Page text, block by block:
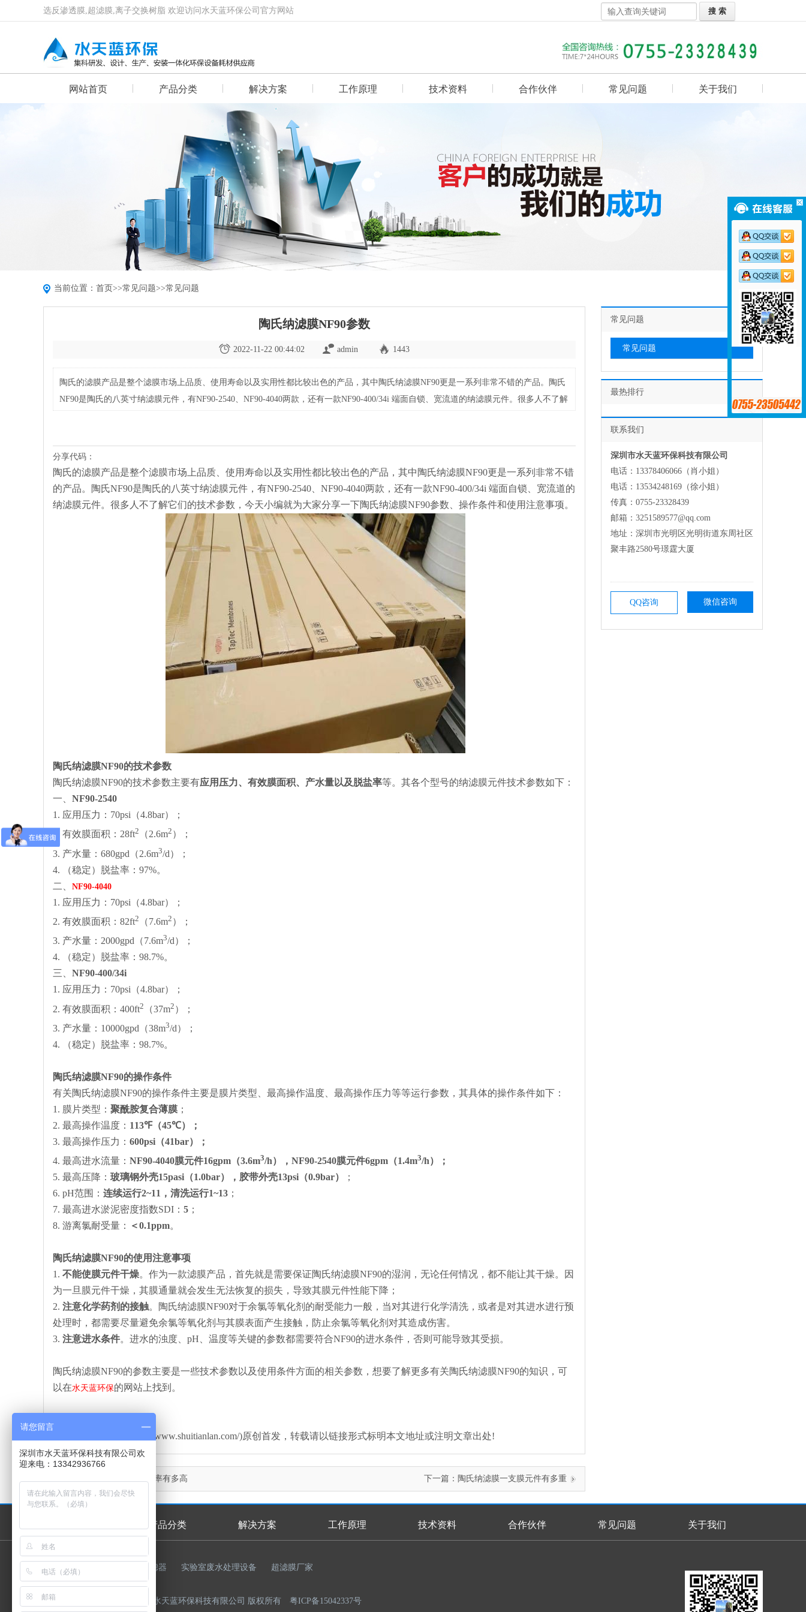
选反渗透膜,超滤膜,离子交换树脂 欢迎访问水天蓝环保公司官方网站
网站首页 产品分类 解决方案 工作原理 技术资料 合作伙伴 常见问题 关于我们
当前位置： 首页>>常见问题>>常见问题
陶氏纳滤膜NF90参数
2022-11-22 00:44:02 admin 1443
陶氏的滤膜产品是整个滤膜市场上品质、使用寿命以及实用性都比较出色的产品，其中陶氏纳滤膜NF90更是一系列非常不错的产品。陶氏
NF90是陶氏的八英寸纳滤膜元件，有NF90-2540、NF90-4040两款，还有一款NF90-400/34i 端面自锁、宽流道的纳滤膜元件。很多人不了解
分享代码：
陶氏的滤膜产品是整个滤膜市场上品质、使用寿命以及实用性都比较出色的产品，其中陶氏纳滤膜NF90更是一系列非常不错
的产品。陶氏NF90是陶氏的八英寸纳滤膜元件，有NF90-2540、NF90-4040两款，还有一款NF90-400/34i 端面自锁、宽流道的
纳滤膜元件。很多人不了解它们的技术参数，今天小编就为大家分享一下陶氏纳滤膜NF90参数、操作条件和使用注意事项。
陶氏纳滤膜NF90的技术参数
陶氏纳滤膜NF90的技术参数主要有应用压力、有效膜面积、产水量以及脱盐率等。其各个型号的纳滤膜元件技术参数如下：
一、 NF90-2540
1. 应用压力：70psi（4.8bar）；
2. 有效膜面积：28ft2 （2.6m2 ）；
3. 产水量：680gpd（2.6m3/d）；
4. （稳定）脱盐率：97%。
二、 NF90-4040
1. 应用压力：70psi（4.8bar）；
2. 有效膜面积：82ft2 （7.6m2 ）；
3. 产水量：2000gpd（7.6m3/d）；
4. （稳定）脱盐率：98.7%。
三、 NF90-400/34i
1. 应用压力：70psi（4.8bar）；
2. 有效膜面积：400ft2 （37m2 ）；
3. 产水量：10000gpd（38m3/d）；
4. （稳定）脱盐率：98.7%。
陶氏纳滤膜NF90的操作条件
有关陶氏纳滤膜NF90的操作条件主要是膜片类型、最高操作温度、最高操作压力等等运行参数，其具体的操作条件如下：
1. 膜片类型： 聚酰胺复合薄膜 ；
2. 最高操作温度： 113℉（45℃）；
3. 最高操作压力： 600psi（41bar）；
4. 最高进水流量： NF90-4040膜元件16gpm（3.6m3/h），NF90-2540膜元件6gpm（1.4m3/h）；
5. 最高压降： 玻璃钢外壳15pasi（1.0bar），胶带外壳13psi（0.9bar）
；
6. pH范围： 连续运行2~11，清洗运行1~13 ；
7. 最高进水淤泥密度指数SDI： 5 ；
8. 游离氯耐受量：
＜0.1ppm。
陶氏纳滤膜NF90的使用注意事项
1. 不能使膜元件干燥。作为一款滤膜产品，首先就是需要保证陶氏纳滤膜NF90的湿润，无论任何情况，都不能让其干燥。因
为一旦膜元件干燥，其膜通量就会发生无法恢复的损失，导致其膜元件性能下降；
2. 注意化学药剂的接触。陶氏纳滤膜NF90对于余氯等氧化剂的耐受能力一般，当对其进行化学清洗，或者是对其进水进行预
处理时，都需要尽量避免余氯等氧化剂与其膜表面产生接触，防止余氯等氧化剂对其造成伤害。
3. 注意进水条件。进水的浊度、pH、温度等关键的参数都需要符合NF90的进水条件，否则可能导致其受损。
陶氏纳滤膜NF90的参数主要是一些技术参数以及使用条件方面的相关参数，想要了解更多有关陶氏纳滤膜NF90的知识，可
以在水天蓝环保的网站上找到。
本文由水天蓝环保(http://www.shuitianlan.com/)原创首发，转载请以链接形式标明本文地址或注明文章出处!
陶氏纳滤膜脱盐率有多高 下一篇： 陶氏纳滤膜一支膜元件有多重
常见问题
常见问题
最热排行
联系我们
深圳市水天蓝环保科技有限公司
电话：13378406066（肖小姐）
电话：13534248169（徐小姐）
传真：0755-23328439
邮箱：3251589577@qq.com
地址：深圳市光明区光明街道东周社区
聚丰路2580号璟霆大厦
QQ咨询 微信咨询
产品分类 解决方案 工作原理 技术资料 合作伙伴 常见问题 关于我们
首页幻灯
友情链接： 过滤器 实验室废水处理设备 超滤膜厂家
Copyright © 2015-2023 深圳市水天蓝环保科技有限公司 版权所有 粤ICP备15042337号
请您留言
深圳市水天蓝环保科技有限公司欢
迎来电：13342936766